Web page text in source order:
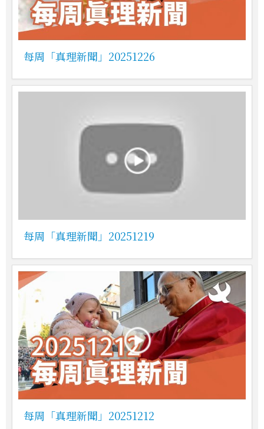
每周「真理新聞」20251226
每周「真理新聞」20251219
每周「真理新聞」20251212